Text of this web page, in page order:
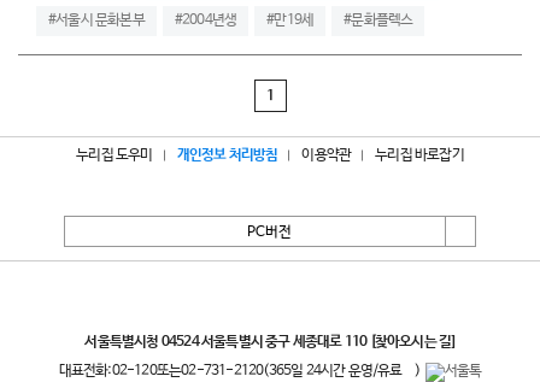
#서울시 문화본부 #2004년생 #만19세 #문화플렉스
1
누리집 도우미 개인정보 처리방침 이용약관 누리집 바로잡기
PC버전
서울특별시청 04524 서울특별시 중구 세종대로 110 [찾아오시는 길]
대표전화:02-120또는02-731-2120(365일 24시간 운영/유료 )